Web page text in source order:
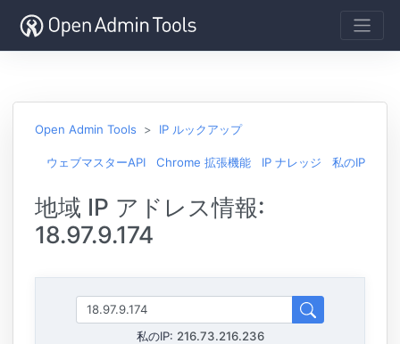
Open Admin Tools IP ルックアップ
ウェブマスターAPI Chrome 拡張機能 IP ナレッジ 私のIP
地域 IP アドレス情報:
18.97.9.174
私のIP: 216.73.216.236